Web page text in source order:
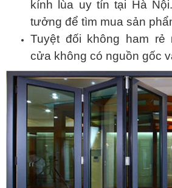
kính lùa uy tín tại Hà
tưởng để tìm mua sản
Tuyệt đối không ham rẻ
cửa không có nguồn gốc